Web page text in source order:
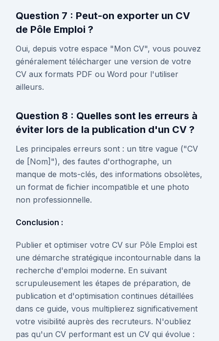
Question 7 : Peut-on exporter un CV
de Pôle Emploi ?
Oui, depuis votre espace "Mon CV", vous pouvez
généralement télécharger une version de votre
CV aux formats PDF ou Word pour l'utiliser
ailleurs.
Question 8 : Quelles sont les erreurs à
éviter lors de la publication d'un CV ?
Les principales erreurs sont : un titre vague ("CV
de [Nom]"), des fautes d'orthographe, un
manque de mots-clés, des informations obsolètes,
un format de fichier incompatible et une photo
non professionnelle.
Conclusion :
Publier et optimiser votre CV sur Pôle Emploi est
une démarche stratégique incontournable dans la
recherche d'emploi moderne. En suivant
scrupuleusement les étapes de préparation, de
publication et d'optimisation continues détaillées
dans ce guide, vous multiplierez significativement
votre visibilité auprès des recruteurs. N'oubliez
pas qu'un CV performant est un CV qui évolue :